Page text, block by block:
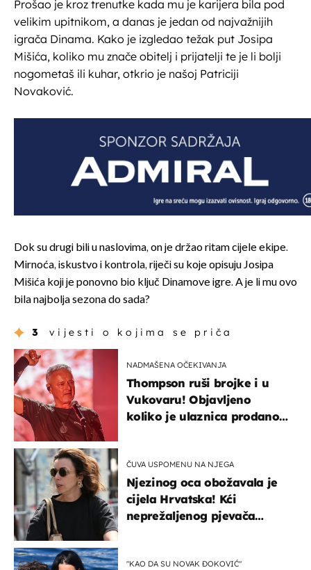
Prošao je kroz trenutke kada mu je karijera bila pod
velikim upitnikom, a danas je jedan od najvažnijih
igrača Dinama. Kako je izgledao težak put Josipa
Mišića, koliko mu znače obitelj i prijatelji te je li bolji
nogometaš ili kuhar, otkrio je našoj Patriciji
Novaković.
Dok su drugi bili u naslovima, on je držao ritam cijele ekipe.
Mirnoća, iskustvo i kontrola, riječi su koje opisuju Josipa
Mišića koji je ponovno bio ključ Dinamove igre. A je li mu ovo
bila najbolja sezona do sada?
3 vijesti o kojima se priča
NADMAŠENA OČEKIVANJA
Thompson ruši brojke i u
Vukovaru! Objavljeno
koliko je ulaznica prodano
ČUVA USPOMENU NA NJEGA
Njezinog oca obožavala je
cijela Hrvatska! Kći
neprežaljenog pjevača
"KAO DA SU NOVAK ĐOKOVIĆ"